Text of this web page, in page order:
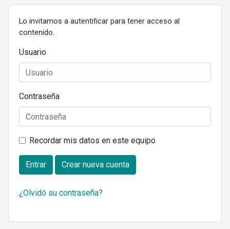
Lo invitamos a autentificar para tener acceso al
contenido.
Usuario
Contraseña
Recordar mis datos en este equipo
Entrar Crear nueva cuenta
¿Olvidó su contraseña?